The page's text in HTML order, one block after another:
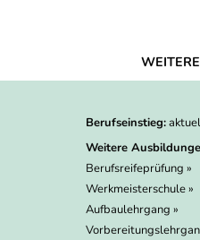
Berufseinstieg:
Weitere
Berufsreifeprüfung »
Werkmeisterschule »
Aufbaulehrgang »